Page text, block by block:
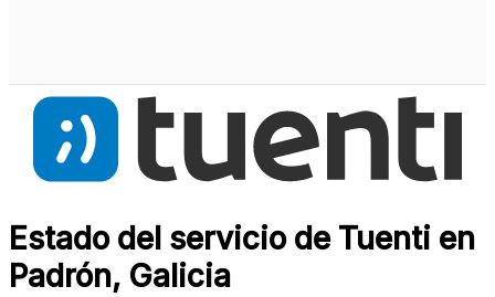
Estado del servicio de Tuenti en
Padrón, Galicia